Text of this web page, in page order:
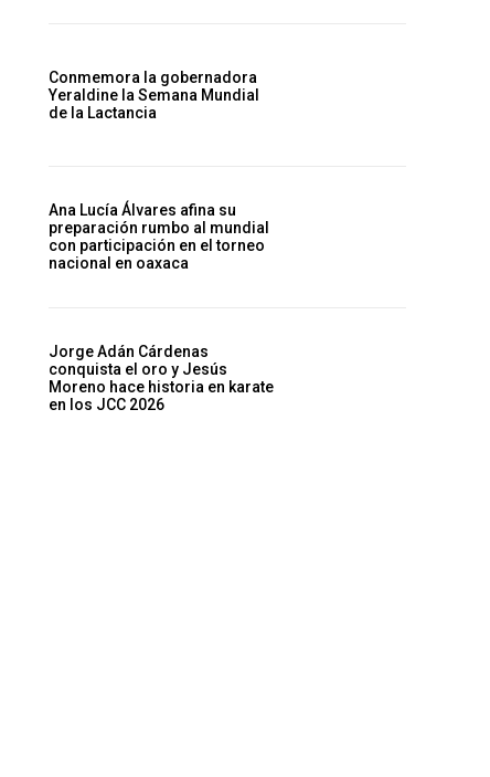
Conmemora la gobernadora
Yeraldine la Semana Mundial
de la Lactancia
Ana Lucía Álvares afina su
preparación rumbo al mundial
con participación en el torneo
nacional en oaxaca
Jorge Adán Cárdenas
conquista el oro y Jesús
Moreno hace historia en karate
en los JCC 2026